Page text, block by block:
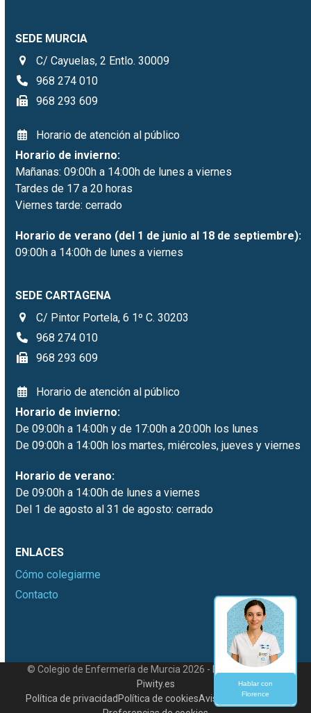
SEDE MURCIA
C/ Cayuelas, 2 Entlo. 30009
968 274 010
968 293 609
Horario de atención al público
Horario de invierno:
Mañanas: 09:00h a 14:00h de lunes a viernes
Tardes de 17 a 20 horas
Viernes tarde: cerrado
Horario de verano (del 1 de junio al 18 de septiembre):
09:00h a 14:00h de lunes a viernes
SEDE CARTAGENA
C/ Pintor Portela, 6 1º C. 30203
968 274 010
968 293 609
Horario de atención al público
Horario de invierno:
De 09:00h a 14:00h y de 17:00h a 20:00h los lunes
De 09:00h a 14:00h los martes, miércoles, jueves y viernes
Horario de verano:
De 09:00h a 14:00h de lunes a viernes
Del 1 de agosto al 31 de agosto: cerrado
ENLACES
Cómo colegiarme
Contacto
© Colegio de Enfermería de Murcia 2026 - Desarrollado por
Piwity.es
Política de privacidad Política de cookiesAviso legal Contacto
Hablar con
Florence